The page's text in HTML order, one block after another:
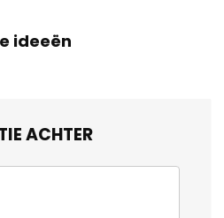
ideeën
ACHTER